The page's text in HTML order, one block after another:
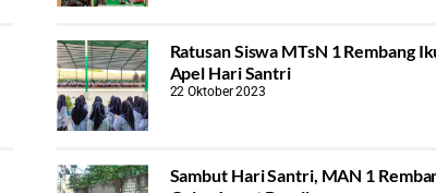
Ratusan Siswa MTsN 1 Rembang
Apel Hari Santri
22 Oktober 2023
Sambut Hari Santri, MAN 1